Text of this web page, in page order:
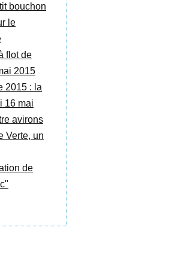
bouchon
le
flot de
2015
2015 : la
16 mai
avirons
Verte, un
de